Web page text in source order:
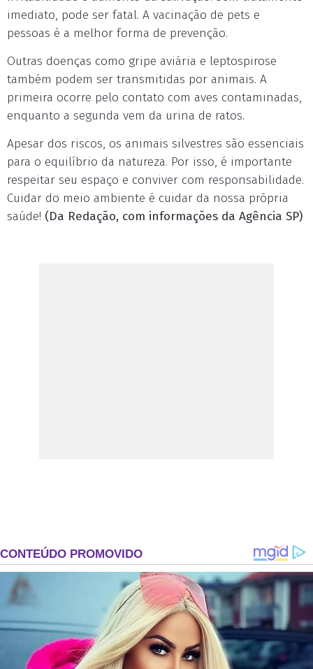
imediato, pode ser fatal. A vacinação de pets e
pessoas é a melhor forma de prevenção.
Outras doenças como gripe aviária e leptospirose
também podem ser transmitidas por animais. A
primeira ocorre pelo contato com aves contaminadas,
enquanto a segunda vem da urina de ratos.
Apesar dos riscos, os animais silvestres são essenciais
para o equilíbrio da natureza. Por isso, é importante
respeitar seu espaço e conviver com responsabilidade.
Cuidar do meio ambiente é cuidar da nossa própria
saúde! (Da Redação, com informações da Agência SP)